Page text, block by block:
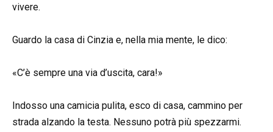
vivere.
Guardo la casa di Cinzia e, nella mia mente, le dico:
«C’è sempre una via d’uscita, cara!»
Indosso una camicia pulita, esco di casa, cammino per
strada alzando la testa. Nessuno potrà più spezzarmi.